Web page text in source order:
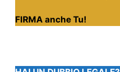
FIRMA anche Tu!